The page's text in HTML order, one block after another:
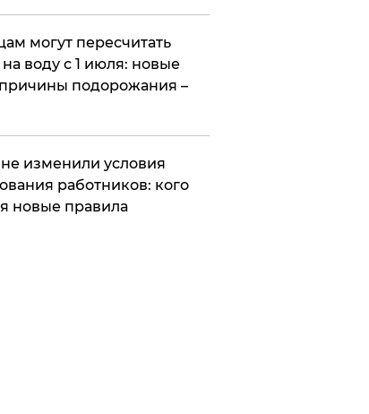
могут пересчитать
воду с 1 июля: новые
подорожания –
изменили условия
работников: кого
новые правила